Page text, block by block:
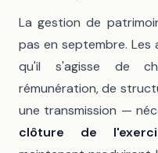
La gestion de
pas en septembre.
qu'il s'agisse de
rémunération, de
une transmission —
clôture de